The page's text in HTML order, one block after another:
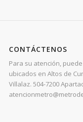
CONTÁCTENOS
Para su atención,
ubicados en Altos de
Villalaz. 504-7200